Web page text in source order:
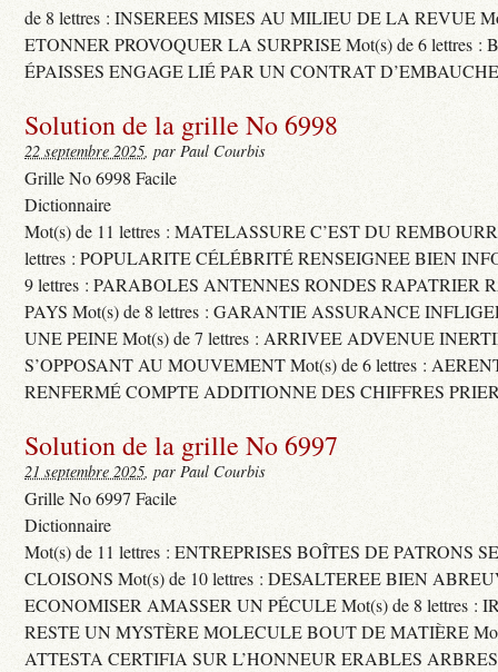
de 8 lettres : INSEREES MISES AU MILIEU DE LA REVUE
ETONNER PROVOQUER LA SURPRISE Mot(s) de 6 lettres :
ÉPAISSES ENGAGE LIÉ PAR UN CONTRAT
Solution de la grille No 6998
22 septembre 2025, par Paul Courbis
Grille No 6998 Facile
Dictionnaire
Mot(s) de 11 lettres : MATELASSURE C’EST DU
lettres : POPULARITE CÉLÉBRITÉ RENSEIGNEE BIEN
9 lettres : PARABOLES ANTENNES RONDES RAPATRIER
PAYS Mot(s) de 8 lettres : GARANTIE ASSURANCE
UNE PEINE Mot(s) de 7 lettres : ARRIVEE ADVENUE
S’OPPOSANT AU MOUVEMENT Mot(s) de 6 lettres :
RENFERMÉ COMPTE ADDITIONNE DES CHIFFRES
Solution de la grille No 6997
21 septembre 2025, par Paul Courbis
Grille No 6997 Facile
Dictionnaire
Mot(s) de 11 lettres : ENTREPRISES BOÎTES DE PATRONS
CLOISONS Mot(s) de 10 lettres : DESALTEREE BIEN
ECONOMISER AMASSER UN PÉCULE Mot(s) de 8 lettres :
RESTE UN MYSTÈRE MOLECULE BOUT DE MATIÈRE
ATTESTA CERTIFIA SUR L’HONNEUR ERABLES ARBRES